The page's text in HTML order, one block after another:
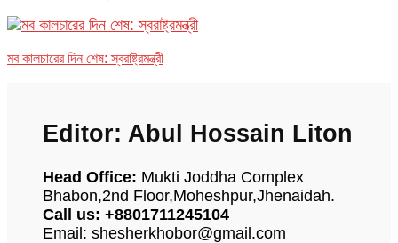
মব কালচারের দিন শেষ: স্বরাষ্ট্রমন্ত্রী
Editor: Abul Hossain Liton
Head Office: Mukti Joddha Complex
Bhabon,2nd Floor,Moheshpur,Jhenaidah.
Call us: +8801711245104
Email: shesherkhobor@gmail.com